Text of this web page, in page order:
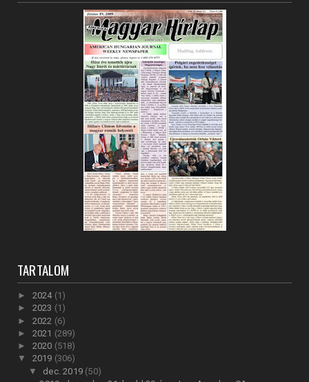
TARTALOM
► 2024 (1)
► 2023 (1)
► 2022 (6)
► 2021 (289)
► 2020 (518)
▼ 2019 (306)
▼ dec. 2019 (50)